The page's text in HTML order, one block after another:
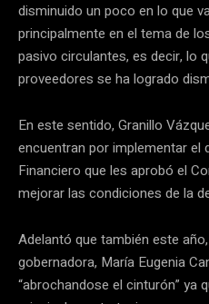
disminuido un poco en lo que
principalmente en el tema de
pasivo circulantes, es decir, lo
proveedores se ha logrado
En este sentido, Granillo
encuentran por implementar
Financiero que les aprobó el
mejorar las condiciones de la
Adelantó que también este
gobernadora, María Eugenia
“abrochandose el cinturón” ya